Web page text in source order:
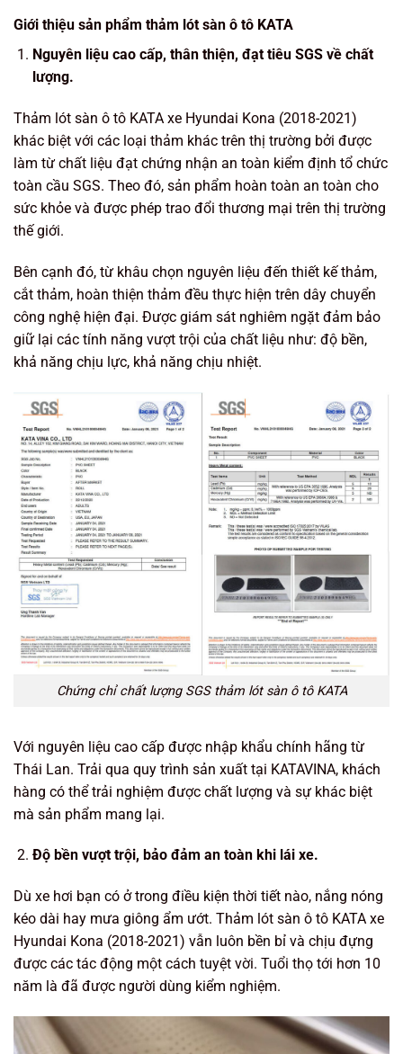
Giới thiệu sản phẩm thảm lót sàn ô tô KATA
Nguyên liệu cao cấp, thân thiện, đạt tiêu SGS về chất
lượng.
Thảm lót sàn ô tô KATA xe Hyundai Kona (2018-2021)
khác biệt với các loại thảm khác trên thị trường bởi được
làm từ chất liệu đạt chứng nhận an toàn kiểm định tổ chức
toàn cầu SGS. Theo đó, sản phẩm hoàn toàn an toàn cho
sức khỏe và được phép trao đổi thương mại trên thị trường
thế giới.
Bên cạnh đó, từ khâu chọn nguyên liệu đến thiết kế thảm,
cắt thảm, hoàn thiện thảm đều thực hiện trên dây chuyển
công nghệ hiện đại. Được giám sát nghiêm ngặt đảm bảo
giữ lại các tính năng vượt trội của chất liệu như: độ bền,
khả năng chịu lực, khả năng chịu nhiệt.
Chứng chỉ chất lượng SGS thảm lót sàn ô tô KATA
Với nguyên liệu cao cấp được nhập khẩu chính hãng từ
Thái Lan. Trải qua quy trình sản xuất tại KATAVINA, khách
hàng có thể trải nghiệm được chất lượng và sự khác biệt
mà sản phẩm mang lại.
Độ bền vượt trội, bảo đảm an toàn khi lái xe.
Dù xe hơi bạn có ở trong điều kiện thời tiết nào, nắng nóng
kéo dài hay mưa giông ẩm ướt. Thảm lót sàn ô tô KATA xe
Hyundai Kona (2018-2021) vẫn luôn bền bỉ và chịu đựng
được các tác động một cách tuyệt vời. Tuổi thọ tới hơn 10
năm là đã được người dùng kiểm nghiệm.